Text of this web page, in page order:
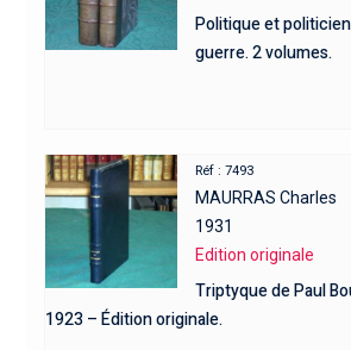
Politique et
guerre. 2 volumes.
Réf : 7493
MAURRAS Charles
1931
Edition originale
Triptyque de Paul
1923 – Édition originale.